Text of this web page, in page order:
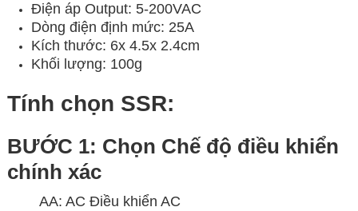
Điện áp Output: 5-200VAC
Dòng điện định mức: 25A
Kích thước: 6x 4.5x 2.4cm
Khối lượng: 100g
Tính chọn SSR:
BƯỚC 1: Chọn Chế độ điều khiển
chính xác
AA: AC Điều khiển AC